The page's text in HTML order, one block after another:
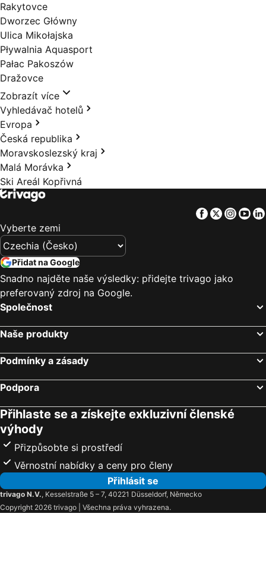
Rakytovce
Dworzec Główny
Ulica Mikołajska
Pływalnia Aquasport
Pałac Pakoszów
Dražovce
Zobrazít více
Vyhledávač hotelů
Evropa
Česká republika
Moravskoslezský kraj
Malá Morávka
Ski Areál Kopřivná
Facebook
Twitter
Vyberte zemi
Přidat na Google
Snadno najděte naše výsledky: přidejte trivago jako
preferovaný zdroj na Google.
Společnost
Naše produkty
Podmínky a zásady
Podpora
Přihlaste se a získejte exkluzivní členské
výhody
Přizpůsobte si prostředí
Věrnostní nabídky a ceny pro členy
Přihlásit se
trivago N.V., Kesselstraße 5 – 7, 40221 Düsseldorf, Německo
Copyright 2026 trivago | Všechna práva vyhrazena.